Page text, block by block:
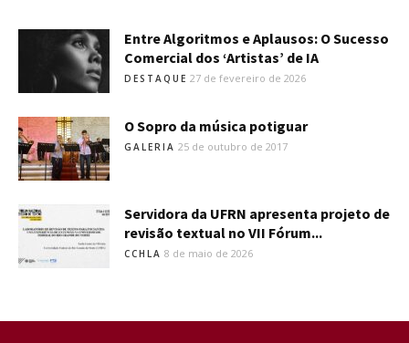
Entre Algoritmos e Aplausos: O Sucesso
Comercial dos ‘Artistas’ de IA
DESTAQUE 27 de fevereiro de 2026
O Sopro da música potiguar
GALERIA 25 de outubro de 2017
Servidora da UFRN apresenta projeto de
revisão textual no VII Fórum...
CCHLA 8 de maio de 2026